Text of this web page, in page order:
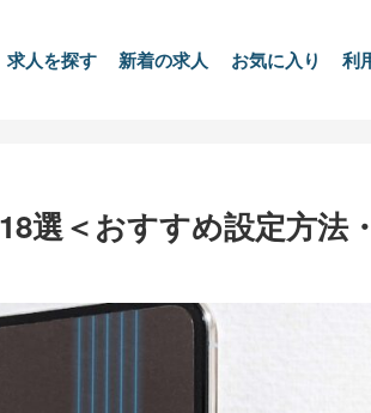
求人を探す 新着の求人 お気に入り 利
選＜おすすめ設定方法・